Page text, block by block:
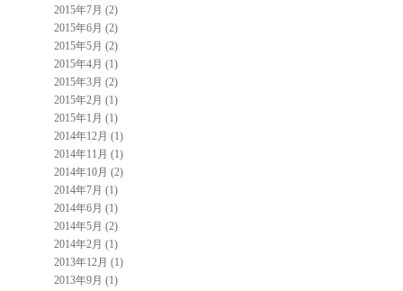
2015年7月 (2)
2015年6月 (2)
2015年5月 (2)
2015年4月 (1)
2015年3月 (2)
2015年2月 (1)
2015年1月 (1)
2014年12月 (1)
2014年11月 (1)
2014年10月 (2)
2014年7月 (1)
2014年6月 (1)
2014年5月 (2)
2014年2月 (1)
2013年12月 (1)
2013年9月 (1)